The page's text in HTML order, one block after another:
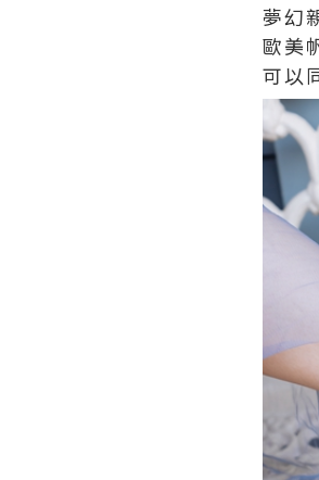
夢幻
歐美
可以